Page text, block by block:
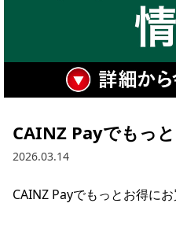
CAINZ Payでもっ
2026.03.14
CAINZ Payでもっとお得に​お